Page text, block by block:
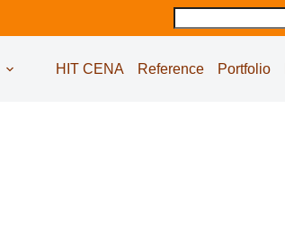
HIT CENA Reference Portfolio